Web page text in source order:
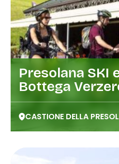
Presolana SKI
Bottega
CASTIONE DELLA